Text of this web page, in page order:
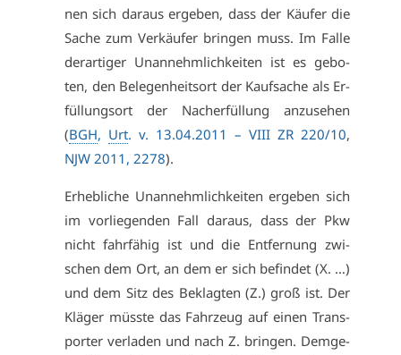
nen sich dar­aus er­ge­ben, dass der Käu­fer die
Sa­che zum Ver­käu­fer brin­gen muss. Im Fal­le
der­ar­ti­ger Un­an­nehm­lich­kei­ten ist es ge­bo­
ten, den Be­le­gen­heits­ort der Kauf­sa­che als Er­
fül­lungs­ort der Nach­er­fül­lung an­zu­se­hen
(BGH, Urt. v. 13.04.2011 – VI­II ZR 220/10,
NJW 2011, 2278).
Er­heb­li­che Un­an­nehm­lich­kei­ten er­ge­ben sich
im vor­lie­gen­den Fall dar­aus, dass der Pkw
nicht fahr­fä­hig ist und die Ent­fer­nung zwi­
schen dem Ort, an dem er sich be­fin­det (X. …)
und dem Sitz des Be­klag­ten (Z.) groß ist. Der
Klä­ger müss­te das Fahr­zeug auf ei­nen Trans­
por­ter ver­la­den und nach Z. brin­gen. Dem­ge­